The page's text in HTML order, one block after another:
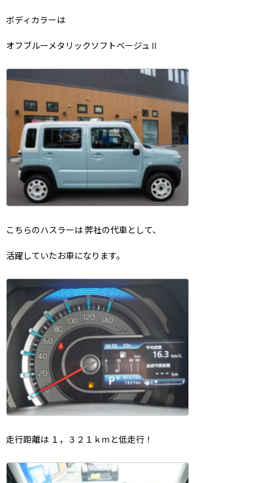
ボディカラーは
オフブルーメタリックソフトベージュⅡ
こちらのハスラーは 弊社の代車として、
活躍していたお車になります。
走行距離は １，３２１ｋｍと低走行！